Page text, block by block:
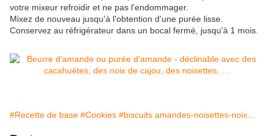
votre mixeur refroidir et ne pas l'endommager.
Mixez de nouveau jusqu'à l'obtention d'une purée lisse.
Conservez au réfrigérateur dans un bocal fermé, jusqu'à 1 mois.
#Recette de base #Cookies #biscuits amandes-noisettes-noix...